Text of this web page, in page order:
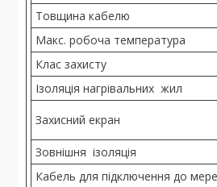
Товщина кабелю
Макс. робоча температура
Клас захисту
Ізоляція нагрівальних жил
Захисний екран
Зовнішня ізоляція
Кабель для підключення до